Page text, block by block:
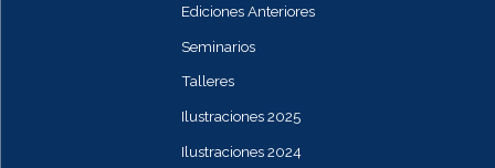
Ediciones Anteriores
Seminarios
Talleres
Ilustraciones 2025
Ilustraciones 2024